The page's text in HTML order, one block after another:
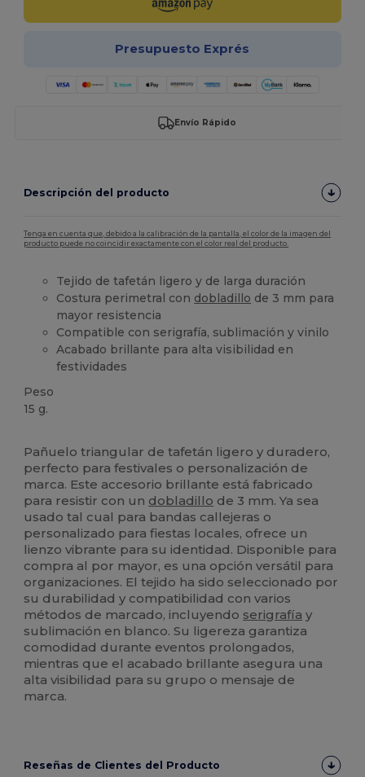
Presupuesto Exprés
Envío Rápido
Descripción del producto
Tenga en cuenta que, debido a la calibración de la pantalla, el color de la imagen del
producto puede no coincidir exactamente con el color real del producto.
Tejido de tafetán ligero y de larga duración
Costura perimetral con dobladillo de 3 mm para
mayor resistencia
Compatible con serigrafía, sublimación y vinilo
Acabado brillante para alta visibilidad en
festividades
Peso
15 g.
Pañuelo triangular de tafetán ligero y duradero,
perfecto para festivales o personalización de
marca. Este accesorio brillante está fabricado
para resistir con un dobladillo de 3 mm. Ya sea
usado tal cual para bandas callejeras o
personalizado para fiestas locales, ofrece un
lienzo vibrante para su identidad. Disponible para
compra al por mayor, es una opción versátil para
organizaciones. El tejido ha sido seleccionado por
su durabilidad y compatibilidad con varios
métodos de marcado, incluyendo serigrafía y
sublimación en blanco. Su ligereza garantiza
comodidad durante eventos prolongados,
mientras que el acabado brillante asegura una
alta visibilidad para su grupo o mensaje de
marca.
Reseñas de Clientes del Producto